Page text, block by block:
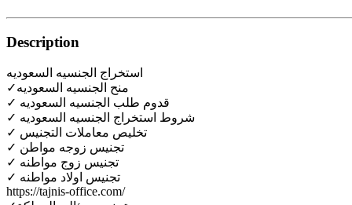
Description
استخراج الجنسيه السعوديه
✓منح الجنسيه السعوديه
✓ قدوم طلب الجنسيه السعوديه
✓ شروط استخراج الجنسيه السعوديه
✓ تخليص معاملات التجنيس
✓ تجنيس زوجه مواطن
✓ تجنيس زوج مواطنه
✓ تجنيس اولاد مواطنه
https://tajnis-office.com/